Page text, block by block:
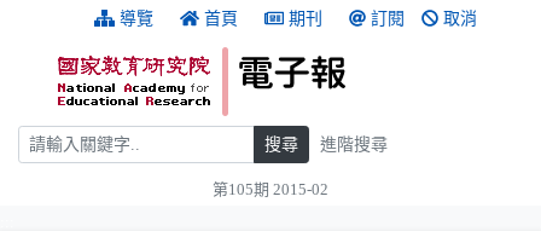
跳到主要內容 導覽 首頁 期刊 訂閱 取消
搜尋 搜尋 進階搜尋
第105期 2015-02